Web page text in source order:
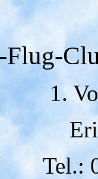
1.
Tel.: